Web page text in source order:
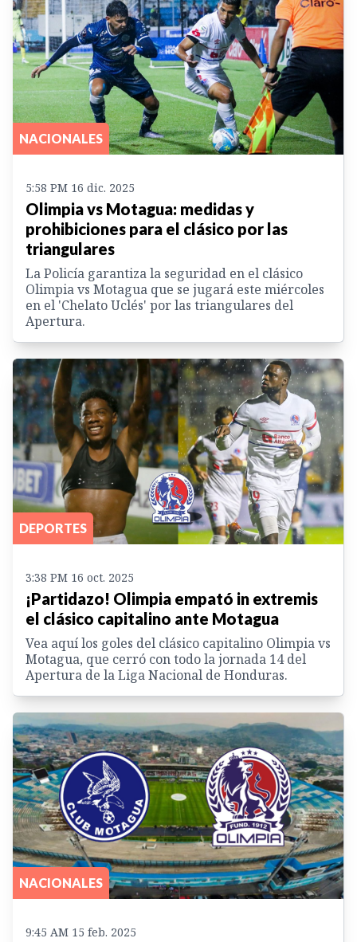
NACIONALES
5:58 PM 16 dic. 2025
Olimpia vs Motagua: medidas y
prohibiciones para el clásico por las
triangulares
La Policía garantiza la seguridad en el clásico
Olimpia vs Motagua que se jugará este miércoles
en el 'Chelato Uclés' por las triangulares del
Apertura.
DEPORTES
3:38 PM 16 oct. 2025
¡Partidazo! Olimpia empató in extremis
el clásico capitalino ante Motagua
Vea aquí los goles del clásico capitalino Olimpia vs
Motagua, que cerró con todo la jornada 14 del
Apertura de la Liga Nacional de Honduras.
NACIONALES
9:45 AM 15 feb. 2025